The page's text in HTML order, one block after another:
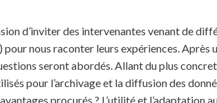
d’inviter des intervenantes venant de
pour nous raconter leurs expériences.
seront abordés. Allant du plus
pour l’archivage et la diffusion des
procurés ? L’utilité et l’adaptation